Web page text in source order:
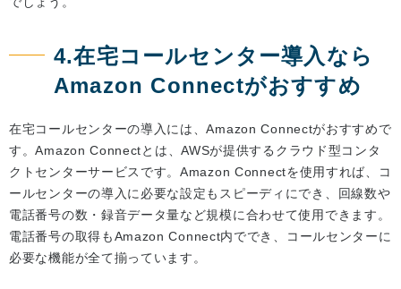
4.在宅コールセンター導入なら
Amazon Connectがおすすめ
在宅コールセンターの導入には、Amazon Connectがおすすめで
す。Amazon Connectとは、AWSが提供するクラウド型コンタ
クトセンターサービスです。Amazon Connectを使用すれば、コ
ールセンターの導入に必要な設定もスピーディにでき、回線数や
電話番号の数・録音データ量など規模に合わせて使用できます。
電話番号の取得もAmazon Connect内ででき、コールセンターに
必要な機能が全て揃っています。